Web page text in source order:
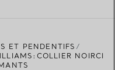
ET PENDENTIFS
NOIRCI